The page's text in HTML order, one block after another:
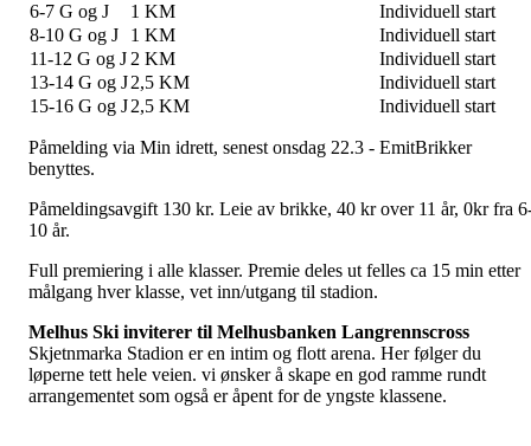
6-7 G og J
1 KM
Individuell start
8-10 G og J
1 KM
Individuell start
11-12 G og J 2 KM
Individuell start
13-14 G og J2,5 KM
Individuell start
15-16 G og J2,5 KM Individuell start
Påmelding via Min idrett, senest onsdag 22.3 - EmitBrikker
benyttes.
Påmeldingsavgift 130 kr. Leie av brikke, 40 kr over 11 år, 0kr fra
10 år.
Full premiering i alle klasser. Premie deles ut felles ca 15 min etter
målgang hver klasse, vet inn/utgang til stadion.
Melhus Ski inviterer til Melhusbanken Langrennscross
Skjetnmarka Stadion er en intim og flott arena. Her følger du
løperne tett hele veien. vi ønsker å skape en god ramme rundt
arrangementet som også er åpent for de yngste klassene.